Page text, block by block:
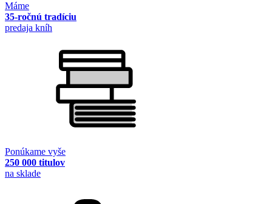
Máme
35-ročnú tradíciu
predaja kníh
Ponúkame vyše
250 000 titulov
na sklade